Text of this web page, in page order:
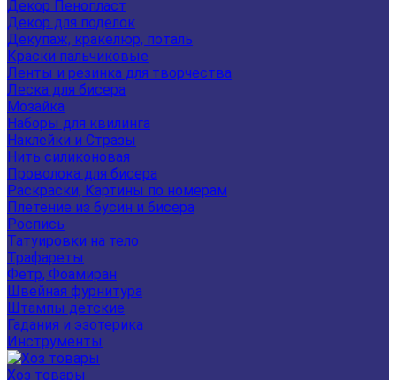
Декор Пенопласт
Декор для поделок
Декупаж, кракелюр, поталь
Краски пальчиковые
Ленты и резинка для творчества
Леска для бисера
Мозайка
Наборы для квилинга
Наклейки и Стразы
Нить силиконовая
Проволока для бисера
Раскраски, Картины по номерам
Плетение из бусин и бисера
Роспись
Татуировки на тело
Трафареты
Фетр, Фоамиран
Швейная фурнитура
Штампы детские
Гадания и эзотерика
Инструменты
Хоз товары